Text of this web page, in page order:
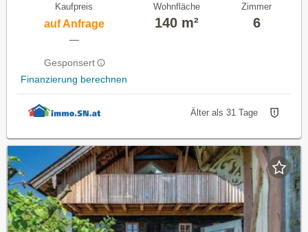
Kaufpreis
auf Anfrage
—
Gesponsert
Finanzierung berechnen
Wohnfläche
140 m²
Zimmer
6
Älter als 31 Tage